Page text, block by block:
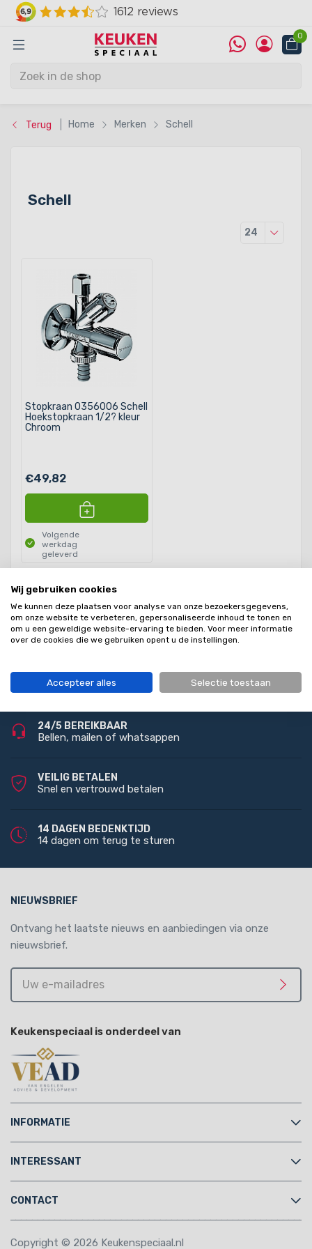
0
Terug Home Merken Schell
Schell
24
Stopkraan 0356006 Schell
Hoekstopkraan 1/2? kleur
Chroom
€49,82
Volgende
werkdag
geleverd
GRATIS VERZENDING
Bij bestelling vanaf 100 euro (NL)
24/5 BEREIKBAAR
Bellen, mailen of whatsappen
VEILIG BETALEN
Snel en vertrouwd betalen
14 DAGEN BEDENKTIJD
14 dagen om terug te sturen
NIEUWSBRIEF
Ontvang het laatste nieuws en aanbiedingen via onze
nieuwsbrief.
Meld
Keukenspeciaal is onderdeel van
INFORMATIE
INTERESSANT
CONTACT
Copyright © 2026 Keukenspeciaal.nl
Wij gebruiken cookies
We kunnen deze plaatsen voor analyse van onze bezoekersgegevens,
om onze website te verbeteren, gepersonaliseerde inhoud te tonen en
om u een geweldige website-ervaring te bieden. Voor meer informatie
over de cookies die we gebruiken opent u de instellingen.
Accepteer alles Selectie toestaan